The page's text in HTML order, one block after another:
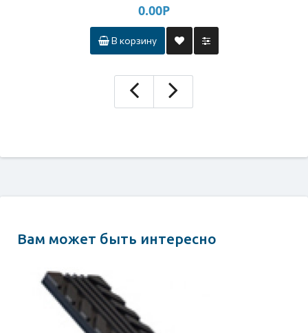
0.00Р
В корзину
Вам может быть интересно